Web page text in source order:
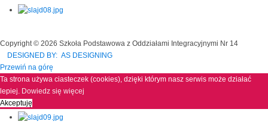
Copyright © 2026 Szkoła Podstawowa z Oddziałami Integracyjnymi Nr 14
DESIGNED BY: AS DESIGNING
Przewiń na górę
Ta strona używa ciasteczek (cookies), dzięki którym nasz serwis może działać
lepiej. Dowiedz się więcej
Akceptuję